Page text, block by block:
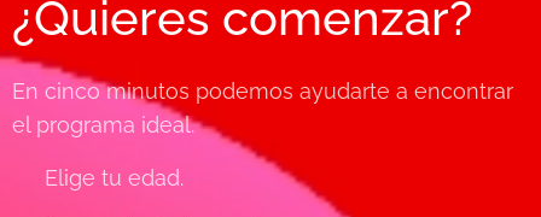
¿Quieres comenzar?
En cinco minutos podemos ayudarte a encontrar
el programa ideal.
✔ Elige tu edad.